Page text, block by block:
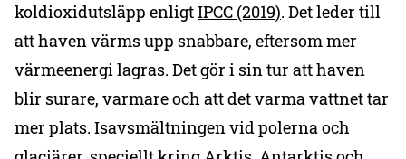
koldioxidutsläpp enligtIPCC (2019). Det leder till
att haven värms upp snabbare, eftersom mer
värmeenergi lagras. Det gör i sin tur att haven
blir surare, varmare och att det varma vattnet tar
mer plats. Isavsmältningen vid polerna och